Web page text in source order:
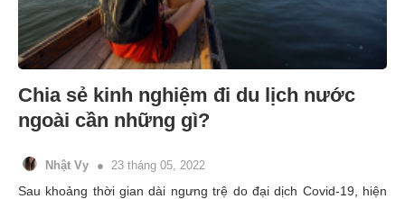
Chia sẻ kinh nghiệm đi du lịch nước
ngoài cần những gì?
Nhật Vy 23 tháng 05, 2022
Sau khoảng thời gian dài ngưng trệ do đại dịch Covid-19, hiện